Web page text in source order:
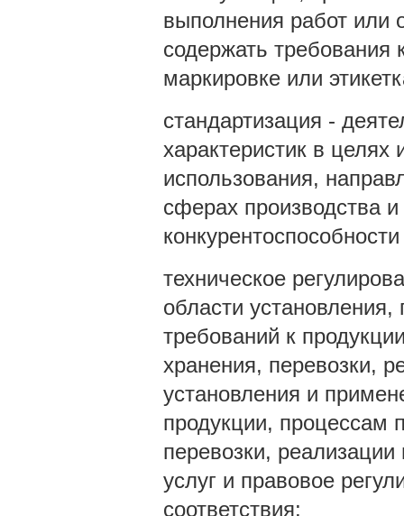
выполнения работ или
содержать требования
маркировке или
стандартизация -
характеристик в целях
использования,
сферах производства
техническое
области
требований к
хранения, перевозки,
установления и
продукции, процессам
перевозки,
услуг и правовое
соответствия;